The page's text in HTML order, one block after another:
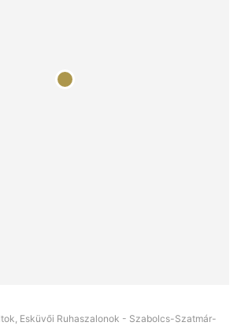
Esküvői Ruhaszalonok - Szabolcs-Szatmár-